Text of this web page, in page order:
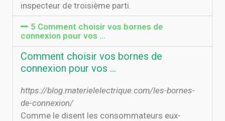
inspecteur de troisième parti.
5 Comment choisir vos bornes de
connexion pour vos ...
Comment choisir vos bornes de
connexion pour vos ...
https://blog.materielelectrique.com/les-bornes-
de-connexion/
Comme le disent les consommateurs eux-